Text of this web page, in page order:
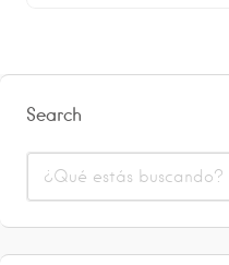
Search